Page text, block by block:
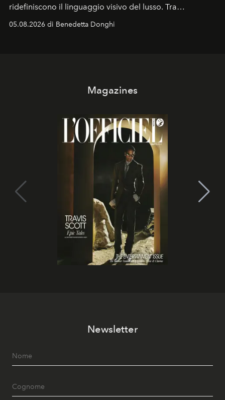
ridefiniscono il linguaggio visivo del lusso. Tra
protagonisti del cinema, volti della cultura
contemporanea e storytelling d'autore, le maison
05.08.2026 di Benedetta Donghi
Magazines
Newsletter